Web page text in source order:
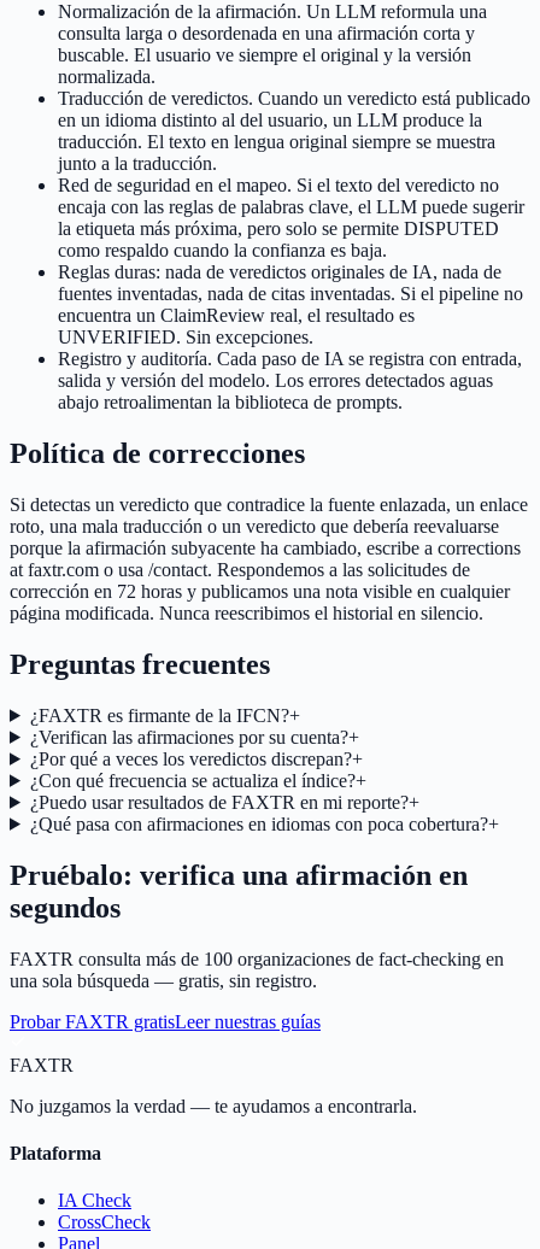
Normalización de la afirmación. Un LLM reformula una
consulta larga o desordenada en una afirmación corta y
buscable. El usuario ve siempre el original y la versión
normalizada.
Traducción de veredictos. Cuando un veredicto está publicado
en un idioma distinto al del usuario, un LLM produce la
traducción. El texto en lengua original siempre se muestra
junto a la traducción.
Red de seguridad en el mapeo. Si el texto del veredicto no
encaja con las reglas de palabras clave, el LLM puede sugerir
la etiqueta más próxima, pero solo se permite DISPUTED
como respaldo cuando la confianza es baja.
Reglas duras: nada de veredictos originales de IA, nada de
fuentes inventadas, nada de citas inventadas. Si el pipeline no
encuentra un ClaimReview real, el resultado es
UNVERIFIED. Sin excepciones.
Registro y auditoría. Cada paso de IA se registra con entrada,
salida y versión del modelo. Los errores detectados aguas
abajo retroalimentan la biblioteca de prompts.
Política de correcciones
Si detectas un veredicto que contradice la fuente enlazada, un enlace
roto, una mala traducción o un veredicto que debería reevaluarse
porque la afirmación subyacente ha cambiado, escribe a corrections
at faxtr.com o usa /contact. Respondemos a las solicitudes de
corrección en 72 horas y publicamos una nota visible en cualquier
página modificada. Nunca reescribimos el historial en silencio.
Preguntas frecuentes
¿FAXTR es firmante de la IFCN?+
¿Verifican las afirmaciones por su cuenta?+
¿Por qué a veces los veredictos discrepan?+
¿Con qué frecuencia se actualiza el índice?+
¿Puedo usar resultados de FAXTR en mi reporte?+
¿Qué pasa con afirmaciones en idiomas con poca cobertura?+
Pruébalo: verifica una afirmación en
segundos
FAXTR consulta más de 100 organizaciones de fact-checking en
una sola búsqueda — gratis, sin registro.
Probar FAXTR gratisLeer nuestras guías
FAXTR
No juzgamos la verdad — te ayudamos a encontrarla.
Plataforma
IA Check
CrossCheck
Panel